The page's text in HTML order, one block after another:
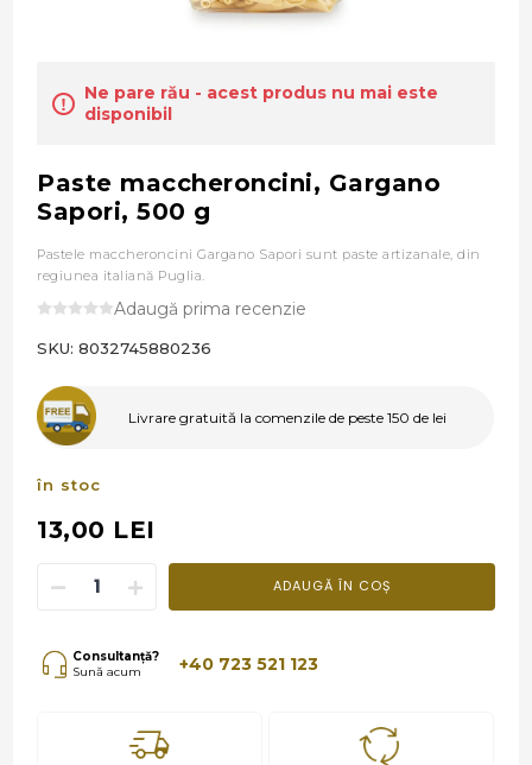
Ne pare rău - acest produs nu mai este
disponibil
Paste maccheroncini, Gargano
Sapori, 500 g
Pastele maccheroncini Gargano Sapori sunt paste artizanale, din
regiunea italiană Puglia.
Adaugă prima recenzie
SKU: 8032745880236
Livrare gratuită la comenzile de peste 150 de lei
în stoc
13,00 LEI
ADAUGĂ ÎN COȘ
Consultanță?
Sună acum
+40 723 521 123